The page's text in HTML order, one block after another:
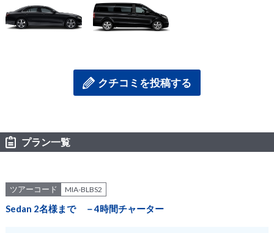
クチコミを投稿する
プラン一覧
ツアーコード MIA-BLBS2
Sedan 2名様まで －4時間チャーター